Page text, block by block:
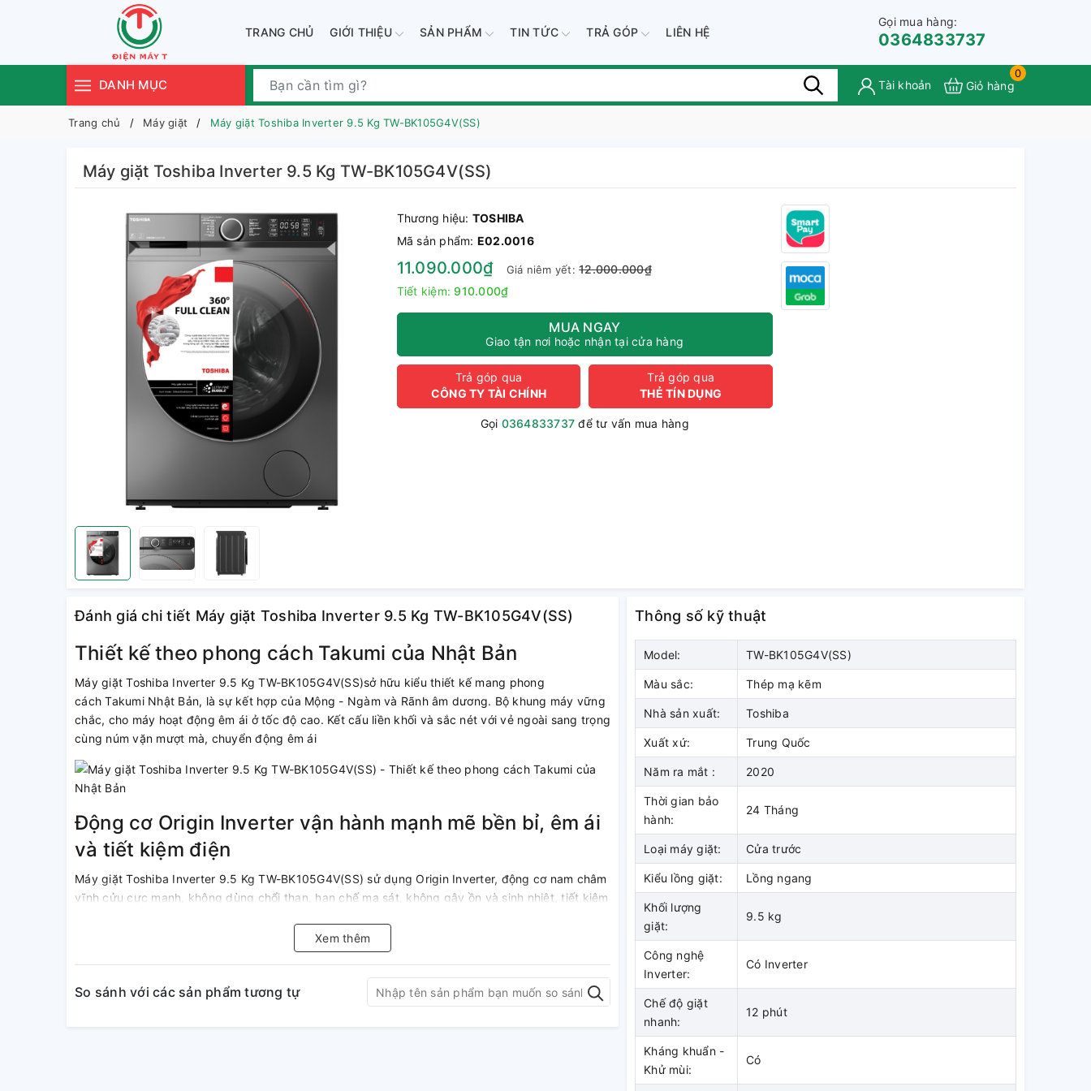
TRANG CHỦ GIỚI THIỆU SẢN PHẨM TIN TỨC TRẢ GÓP LIÊN HỆ
Gọi mua hàng:
0364833737
DANH MỤC Tài khoản
0
Giỏ hàng
Trang chủ Máy giặt Máy giặt Toshiba Inverter 9.5 Kg TW-BK105G4V(SS)
Máy giặt Toshiba Inverter 9.5 Kg TW-BK105G4V(SS)
Thương hiệu: TOSHIBA
Mã sản phẩm: E02.0016
11.090.000₫ Giá niêm yết:12.000.000₫
Tiết kiệm: 910.000₫
MUA NGAY
Giao tận nơi hoặc nhận tại cửa hàng
Trả góp qua
CÔNG TY TÀI CHÍNH
Trả góp qua
THẺ TÍN DỤNG
Gọi 0364833737 để tư vấn mua hàng
Đánh giá chi tiết Máy giặt Toshiba Inverter 9.5 Kg TW-BK105G4V(SS)
Thiết kế theo phong cách Takumi của Nhật Bản
Máy giặt Toshiba Inverter 9.5 Kg TW-BK105G4V(SS)sở hữu kiểu thiết kế mang phong
cách Takumi Nhật Bản, là sự kết hợp của Mộng - Ngàm và Rãnh âm dương. Bộ khung máy vững
chắc, cho máy hoạt động êm ái ở tốc độ cao. Kết cấu liền khối và sắc nét với vẻ ngoài sang trọng
cùng núm vặn mượt mà, chuyển động êm ái
Động cơ Origin Inverter vận hành mạnh mẽ bền bỉ, êm ái
và tiết kiệm điện
Máy giặt Toshiba Inverter 9.5 Kg TW-BK105G4V(SS) sử dụng Origin Inverter, động cơ nam châm
vĩnh cửu cực mạnh, không dùng chổi than, hạn chế ma sát, không gây ồn và sinh nhiệt, tiết kiệm
vắt cao đến tận 1400 vòng/phút, giặt sạch mọi vết bẩn cứng đầu, giúp quần áo bạn luôn luôn
Xem thêm
So sánh với các sản phẩm tương tự
Thông số kỹ thuật
Model: TW-BK105G4V(SS)
Màu sắc: Thép mạ kẽm
Nhà sản xuất: Toshiba
Xuất xứ: Trung Quốc
Năm ra mắt : 2020
Thời gian bảo
hành:
24 Tháng
Loại máy giặt: Cửa trước
Kiểu lồng giặt: Lồng ngang
Khối lượng
giặt:
9.5 kg
Công nghệ
Inverter:
Có Inverter
Chế độ giặt
nhanh:
12 phút
Kháng khuẩn -
Khử mùi:
Có